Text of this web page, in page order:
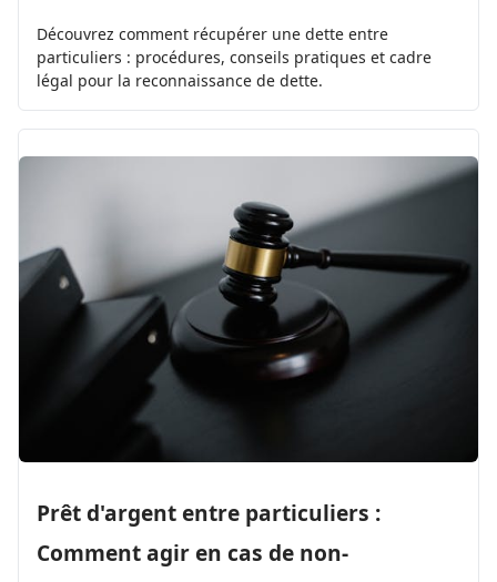
Découvrez comment récupérer une dette entre
particuliers : procédures, conseils pratiques et cadre
légal pour la reconnaissance de dette.
Prêt d'argent entre particuliers :
Comment agir en cas de non-